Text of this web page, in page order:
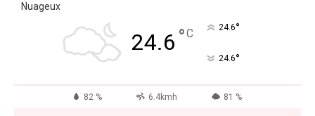
Nuageux
24.6 °C 24.6°
24.6°
82 % 6.4kmh 81 %